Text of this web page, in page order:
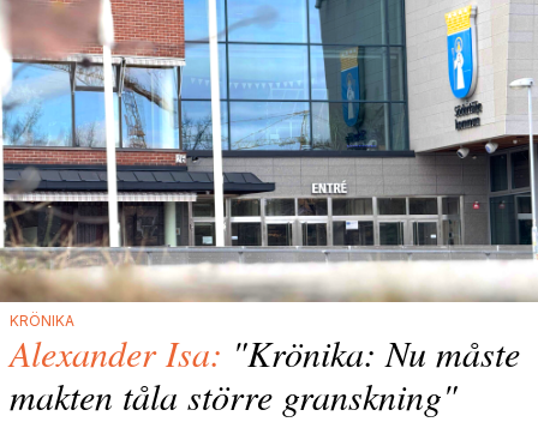
KRÖNIKA
Alexander Isa: "Krönika: Nu måste
makten tåla större granskning"